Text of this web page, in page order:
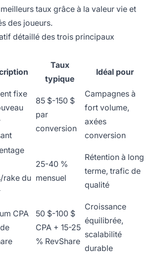
taux grâce à la valeur vie et
des joueurs.
détaillé des trois principaux
Taux
typique
Idéal pour
fixe
85 $-150 $
par
conversion
Campagnes à
fort volume,
axées
conversion
rake du
25-40 %
mensuel
Rétention à long
terme, trafic de
qualité
CPA
50 $-100 $
CPA + 15-25
% RevShare
Croissance
équilibrée,
scalabilité
durable